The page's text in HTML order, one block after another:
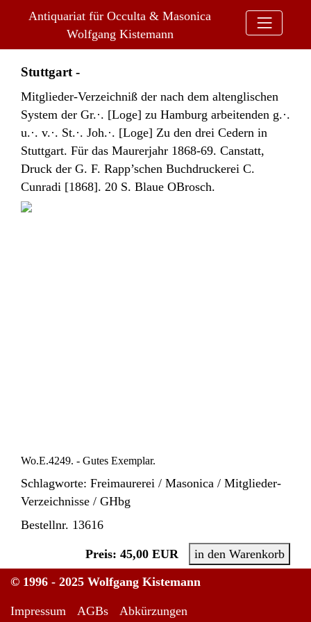
Antiquariat für Occulta & Masonica
Wolfgang Kistemann
Bitte wählen Sie aus folgenden Menüpunkten aus:
Stuttgart -
Mitglieder-Verzeichniß der nach dem altenglischen
System der Gr.·. [Loge] zu Hamburg arbeitenden g.·.
u.·. v.·. St.·. Joh.·. [Loge] Zu den drei Cedern in
Stuttgart. Für das Maurerjahr 1868-69. Canstatt,
Druck der G. F. Rapp’schen Buchdruckerei C.
Cunradi [1868]. 20 S. Blaue OBrosch.
Wo.E.4249. - Gutes Exemplar.
Schlagworte: Freimaurerei / Masonica / Mitglieder-
Verzeichnisse / GHbg
Bestellnr. 13616
Preis: 45,00 EUR
in den Warenkorb
© 1996 - 2025 Wolfgang Kistemann
Impressum AGBs Abkürzungen